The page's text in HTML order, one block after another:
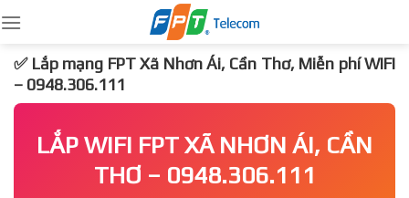
to
content
✅ Lắp mạng FPT Xã Nhơn Ái, Cần Thơ, Miễn phí WIFI
– 0948.306.111
LẮP WIFI FPT XÃ NHƠN ÁI, CẦN
THƠ – 0948.306.111